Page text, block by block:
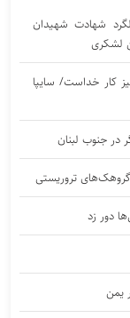
شهادت شهیدان
لشکری
کار خداست/ سایپا
دور زد
یمن